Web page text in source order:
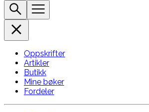
Oppskrifter
Artikler
Butikk
Mine bøker
Fordeler